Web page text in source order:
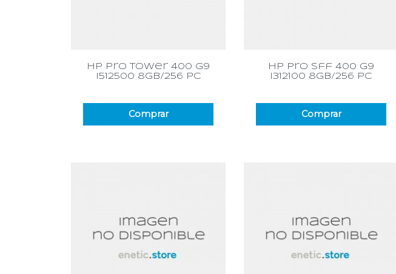
Vista rápida
hp pro tower 400 g9
i512500 8gb/256 pc
Comprar
Vista rápida
hp pro sff 400 g9
i312100 8gb/256 pc
Comprar